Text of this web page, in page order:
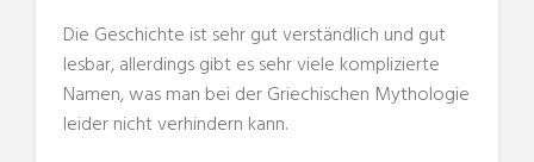
Die Geschichte ist sehr gut verständlich und gut
lesbar, allerdings gibt es sehr viele komplizierte
Namen, was man bei der Griechischen Mythologie
leider nicht verhindern kann.